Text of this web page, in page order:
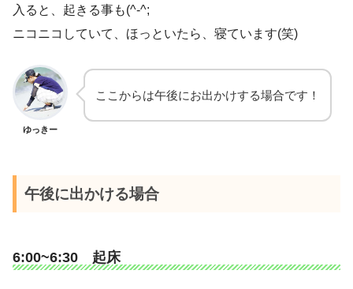
入ると、起きる事も(^-^;
ニコニコしていて、ほっといたら、寝ています(笑)
ゆっきー
ここからは午後にお出かけする場合です！
午後に出かける場合
6:00~6:30 起床